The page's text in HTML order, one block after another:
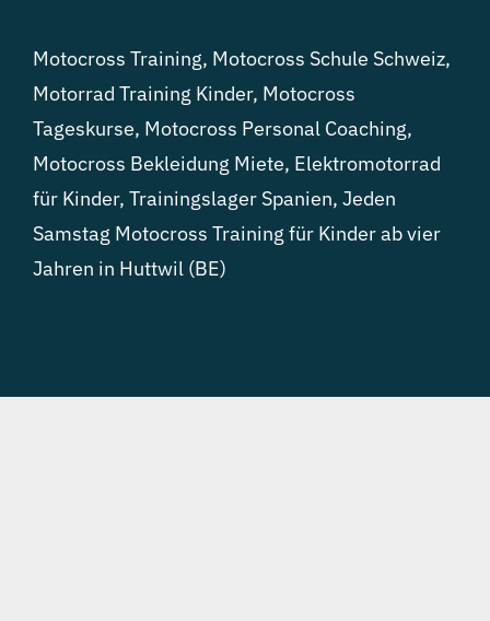
Motocross Training, Motocross Schule Schweiz,
Motorrad Training Kinder, Motocross
Tageskurse, Motocross Personal Coaching,
Motocross Bekleidung Miete, Elektromotorrad
für Kinder, Trainingslager Spanien, Jeden
Samstag Motocross Training für Kinder ab vier
Jahren in Huttwil (BE)